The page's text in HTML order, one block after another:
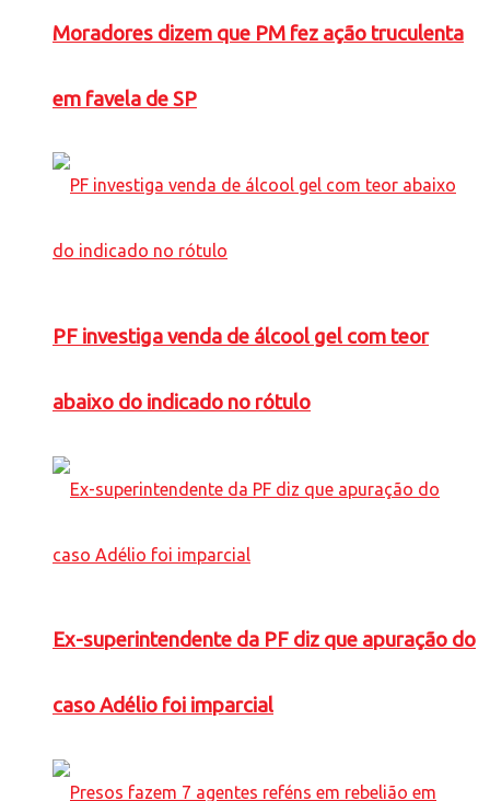
Moradores dizem que PM fez ação truculenta
em favela de SP
PF investiga venda de álcool gel com teor
abaixo do indicado no rótulo
Ex-superintendente da PF diz que apuração do
caso Adélio foi imparcial